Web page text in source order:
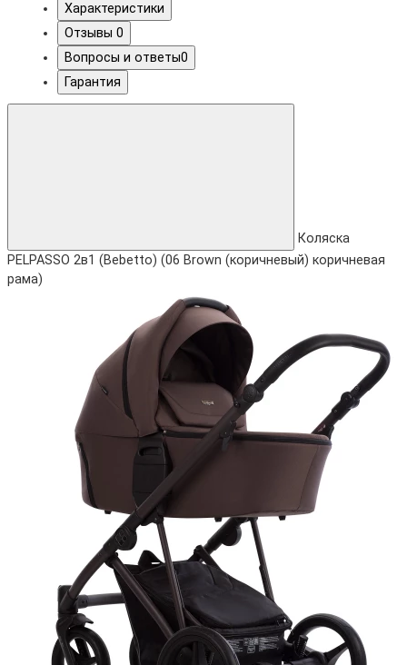
Характеристики
Отзывы 0
Вопросы и ответы0
Гарантия
Коляска
PELPASSO 2в1 (Bebetto) (06 Brown (коричневый) коричневая
рама)